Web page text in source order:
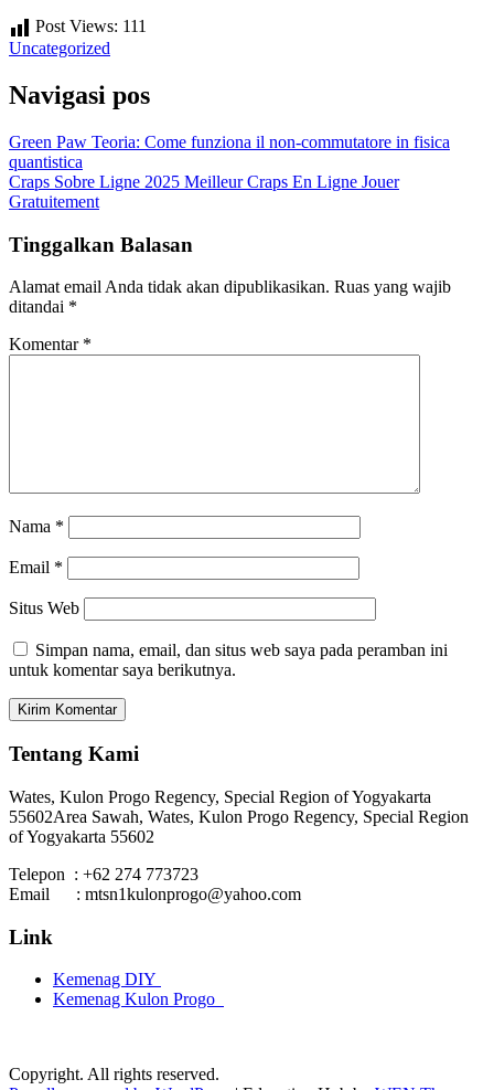
Post Views: 111
Uncategorized
Navigasi pos
Green Paw Teoria: Come funziona il non-commutatore in fisica
quantistica
Craps Sobre Ligne 2025 Meilleur Craps En Ligne Jouer
Gratuitement
Tinggalkan Balasan
Alamat email Anda tidak akan dipublikasikan. Ruas yang wajib
ditandai *
Komentar *
Nama *
Email *
Situs Web
Simpan nama, email, dan situs web saya pada peramban ini
untuk komentar saya berikutnya.
Tentang Kami
Wates, Kulon Progo Regency, Special Region of Yogyakarta
55602Area Sawah, Wates, Kulon Progo Regency, Special Region
of Yogyakarta 55602
Telepon : +62 274 773723
Email : mtsn1kulonprogo@yahoo.com
Link
Kemenag DIY
Kemenag Kulon Progo
Copyright. All rights reserved.